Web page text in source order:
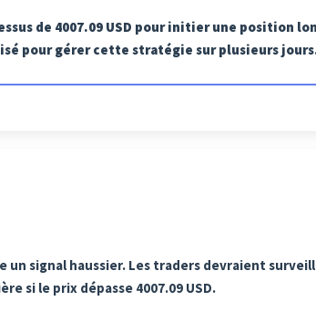
de 4007.09 USD pour initier une position
pour gérer cette stratégie sur plusieurs
un signal haussier. Les traders devraient
si le prix dépasse 4007.09 USD.